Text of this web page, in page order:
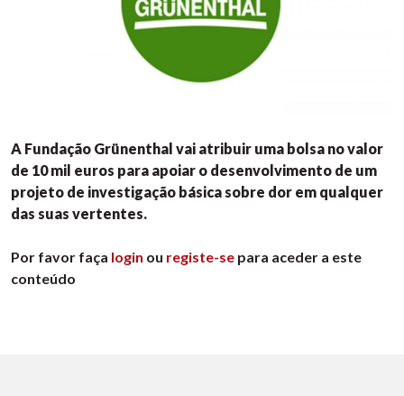
A Fundação Grünenthal vai atribuir uma bolsa no valor
de 10 mil euros para apoiar o desenvolvimento de um
projeto de investigação básica sobre dor em qualquer
das suas vertentes.
Por favor faça login ou registe-se para aceder a este
conteúdo